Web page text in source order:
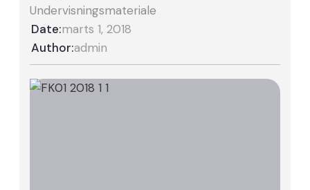
Undervisningsmateriale
Date:marts 1, 2018
Author:admin